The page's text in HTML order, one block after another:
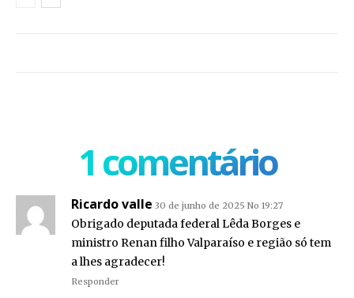
1 comentário
Ricardo valle 30 de junho de 2025 No 19:27
Obrigado deputada federal Lêda Borges e
ministro Renan filho Valparaíso e região só tem
a lhes agradecer!
Responder